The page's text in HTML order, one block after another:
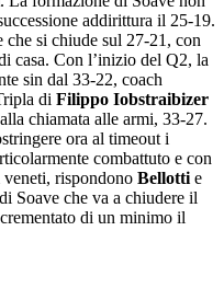
addirittura il 25-19.
si chiude sul 27-21, con
casa. Con l’inizio del Q2, la
sin dal 33-22, coach
di Filippo Iobstraibizer
chiamata alle armi, 33-27.
ora al timeout i
combattuto e con
rispondono Bellotti e
Soave che va a chiudere il
di un minimo il